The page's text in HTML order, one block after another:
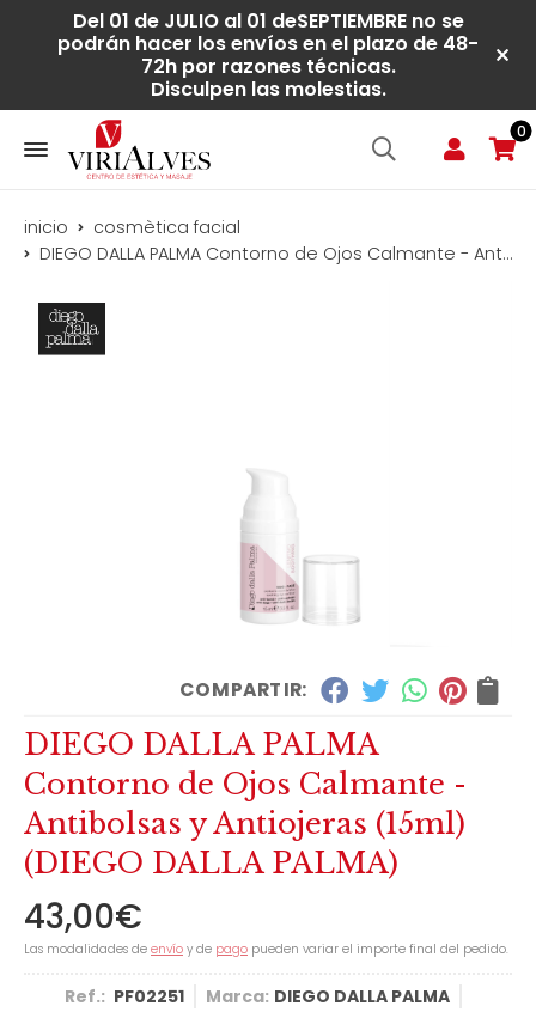
Del 01 de JULIO al 01 deSEPTIEMBRE no se
podrán hacer los envíos en el plazo de 48-
72h por razones técnicas.
Disculpen las molestias.
0
inicio
cosmètica facial
DIEGO DALLA PALMA Contorno de Ojos Calmante - Antibolsas y Antiojeras (15ml)
COMPARTIR:
DIEGO DALLA PALMA
Contorno de Ojos Calmante -
Antibolsas y Antiojeras (15ml)
(DIEGO DALLA PALMA)
43,00€
Las modalidades de envío y de pago pueden variar el importe final del pedido.
Ref.: PF02251 Marca: DIEGO DALLA PALMA